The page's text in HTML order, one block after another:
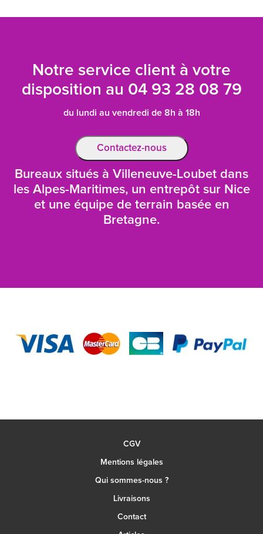
Notre service client à votre
disposition au 04 93 28 08 79
du lundi au vendredi de 8h à 18h
Contactez-nous
Bureaux situés à Villeneuve-Loubet dans
les Alpes-Maritimes, un entrepôt sur Nice
et une équipe de terrain basée en
Bretagne.
CGV
Mentions légales
Qui sommes-nous ?
Livraisons
Contact